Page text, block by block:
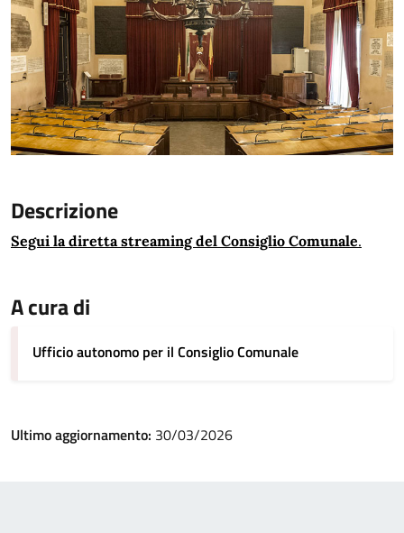
Descrizione
Segui la diretta streaming del Consiglio Comunale.
A cura di
Ufficio autonomo per il Consiglio Comunale
Ultimo aggiornamento: 30/03/2026